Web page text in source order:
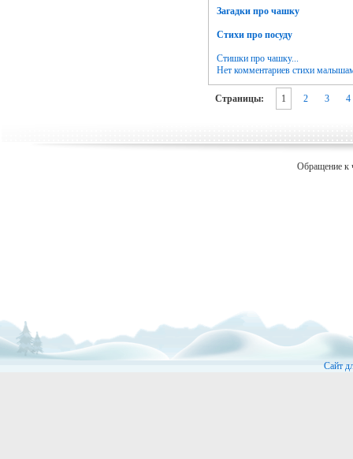
Загадки про чашку
Стихи про посуду
Стишки про чашку...
Нет комментариев стихи
Страницы: 1 2 3 4
Обращение к
Сайт